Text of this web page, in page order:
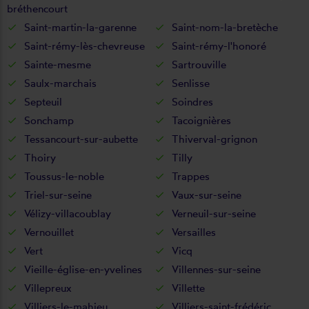
bréthencourt
Saint-martin-la-garenne
Saint-nom-la-bretèche
Saint-rémy-lès-chevreuse
Saint-rémy-l'honoré
Sainte-mesme
Sartrouville
Saulx-marchais
Senlisse
Septeuil
Soindres
Sonchamp
Tacoignières
Tessancourt-sur-aubette
Thiverval-grignon
Thoiry
Tilly
Toussus-le-noble
Trappes
Triel-sur-seine
Vaux-sur-seine
Vélizy-villacoublay
Verneuil-sur-seine
Vernouillet
Versailles
Vert
Vicq
Vieille-église-en-yvelines
Villennes-sur-seine
Villepreux
Villette